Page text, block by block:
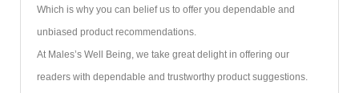
Which is why you can belief us to offer you dependable and
unbiased product recommendations.
At Males’s Well Being, we take great delight in offering our
readers with dependable and trustworthy product suggestions.